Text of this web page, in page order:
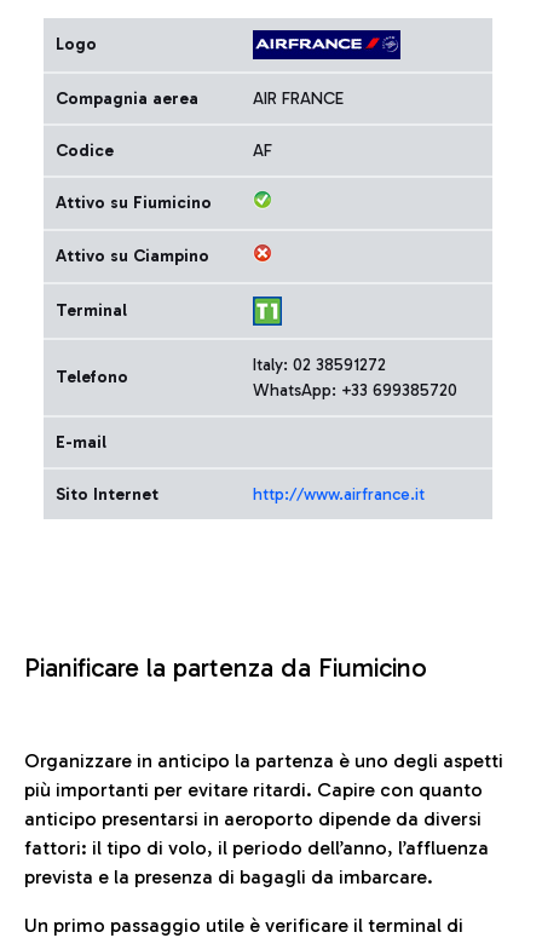
Logo
Compagnia aerea AIR FRANCE
Codice AF
Attivo su Fiumicino
Attivo su Ciampino
Terminal
Telefono
Italy: 02 38591272
WhatsApp: +33 699385720
E-mail
Sito Internet http://www.airfrance.it
Pianificare la partenza da Fiumicino
Organizzare in anticipo la partenza è uno degli aspetti
più importanti per evitare ritardi. Capire con quanto
anticipo presentarsi in aeroporto dipende da diversi
fattori: il tipo di volo, il periodo dell’anno, l’affluenza
prevista e la presenza di bagagli da imbarcare.
Un primo passaggio utile è verificare il terminal di